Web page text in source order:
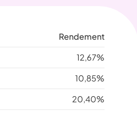
Rendement
12,67%
10,85%
20,40%